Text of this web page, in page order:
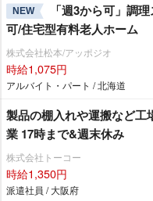
NEW
「週3から可」調
可/住宅型有料老人ホーム
株式会社松本/アッポジオ
時給1,075円
アルバイト・パート / 北海道
製品の棚入れや運搬など工
業 17時まで&週末休み
株式会社トーコー
時給1,350円
派遣社員 / 大阪府